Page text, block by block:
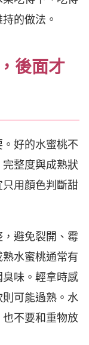
的做法。
後面才
好的水蜜桃不
整度與成熟狀
用顏色判斷甜
避免裂開、霉
水蜜桃通常有
味。輕拿時感
可能過熟。水
不要和重物放